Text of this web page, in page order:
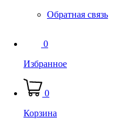
Обратная связь
0
Избранное
0
Корзина